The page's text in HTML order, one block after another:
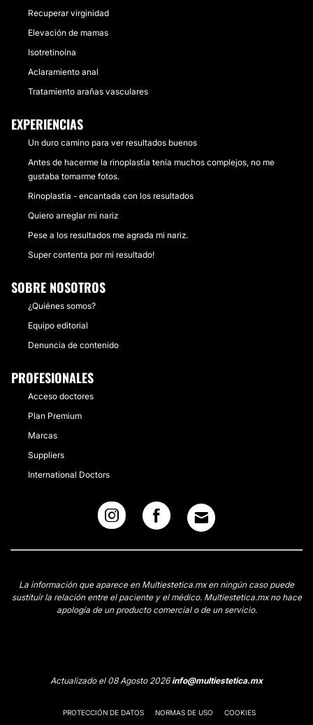
Recuperar virginidad
Elevación de mamas
Isotretinoína
Aclaramiento anal
Tratamiento arañas vasculares
EXPERIENCIAS
Un duro camino para ver resultados buenos
Antes de hacerme la rinoplastia tenía muchos complejos, no me
gustaba tomarme fotos.
Rinoplastia - encantada con los resultados
Quiero arreglar mi nariz
Pese a los resultados me agrada mi nariz.
Super contenta por mi resultado!
SOBRE NOSOTROS
¿Quiénes somos?
Equipo editorial
Denuncia de contenido
PROFESIONALES
Acceso doctores
Plan Premium
Marcas
Suppliers
International Doctors
La información que aparece en Multiestetica.mx en ningún caso puede
sustituir la relación entre el paciente y el médico. Multiestetica.mx no hace
apología de un producto comercial o de un servicio.
Actualizado el 08 Agosto 2026info@multiestetica.mx
PROTECCIÓN DE DATOS NORMAS DE USO COOKIES